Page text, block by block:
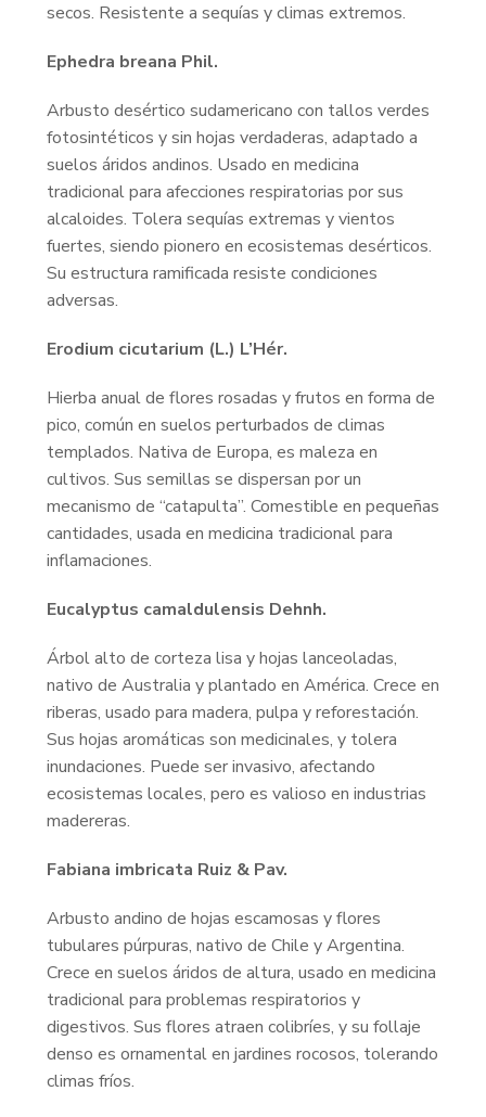
secos. Resistente a sequías y climas extremos.
Ephedra breana Phil.
Arbusto desértico sudamericano con tallos verdes
fotosintéticos y sin hojas verdaderas, adaptado a
suelos áridos andinos. Usado en medicina
tradicional para afecciones respiratorias por sus
alcaloides. Tolera sequías extremas y vientos
fuertes, siendo pionero en ecosistemas desérticos.
Su estructura ramificada resiste condiciones
adversas.
Erodium cicutarium (L.) L’Hér.
Hierba anual de flores rosadas y frutos en forma de
pico, común en suelos perturbados de climas
templados. Nativa de Europa, es maleza en
cultivos. Sus semillas se dispersan por un
mecanismo de “catapulta”. Comestible en pequeñas
cantidades, usada en medicina tradicional para
inflamaciones.
Eucalyptus camaldulensis Dehnh.
Árbol alto de corteza lisa y hojas lanceoladas,
nativo de Australia y plantado en América. Crece en
riberas, usado para madera, pulpa y reforestación.
Sus hojas aromáticas son medicinales, y tolera
inundaciones. Puede ser invasivo, afectando
ecosistemas locales, pero es valioso en industrias
madereras.
Fabiana imbricata Ruiz & Pav.
Arbusto andino de hojas escamosas y flores
tubulares púrpuras, nativo de Chile y Argentina.
Crece en suelos áridos de altura, usado en medicina
tradicional para problemas respiratorios y
digestivos. Sus flores atraen colibríes, y su follaje
denso es ornamental en jardines rocosos, tolerando
climas fríos.